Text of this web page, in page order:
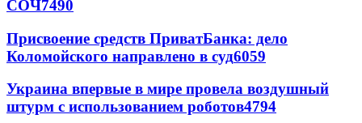
СОЧ7490
Присвоение средств ПриватБанка: дело
Коломойского направлено в суд6059
Украина впервые в мире провела воздушный
штурм с использованием роботов4794